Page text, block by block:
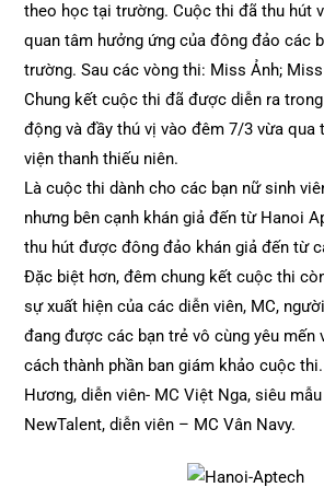
theo học tại trường. Cuộc thi đã thu hút
quan tâm hưởng ứng của đông đảo các
trường. Sau các vòng thi: Miss Ảnh;
Chung kết cuộc thi đã được diễn ra
động và đầy thú vị vào đêm 7/3 vừa qua
viện thanh thiếu niên.
Là cuộc thi dành cho các bạn nữ sinh
nhưng bên cạnh khán giả đến từ Hanoi
thu hút được đông đảo khán giả đến từ
Đặc biệt hơn, đêm chung kết cuộc thi
sự xuất hiện của các diễn viên, MC,
đang được các bạn trẻ vô cùng yêu mến
cách thành phần ban giám khảo cuộc
Hương, diễn viên- MC Việt Nga, siêu
NewTalent, diễn viên – MC Vân Navy.